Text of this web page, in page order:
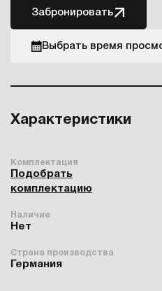
Забронировать
Выбрать время
Характеристики
Комплектация
Подобрать
комплектацию
Наличие
Нет
Страна производства
Германия